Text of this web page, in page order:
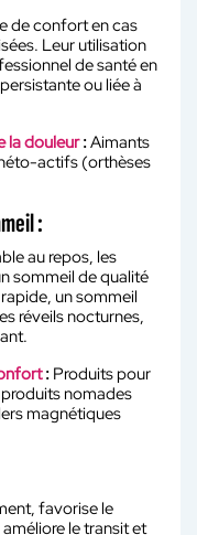
de confort en cas
Leur utilisation
de santé en
ou liée à
la douleur:Aimants
actifs (orthèses
:
au repos, les
sommeil de qualité
un sommeil
réveils nocturnes,
: Produits pour
nomades
magnétiques
favorise le
le transit et